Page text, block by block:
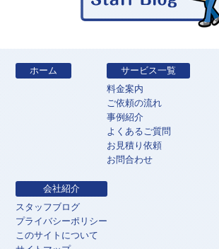
ホーム
サービス一覧
料金案内
ご依頼の流れ
事例紹介
よくあるご質問
お見積り依頼
お問合わせ
会社紹介
スタッフブログ
プライバシーポリシー
このサイトについて